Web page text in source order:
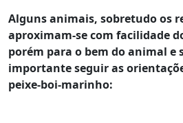
Alguns animais, sobretudo os
aproximam-se com facilidade
porém para o bem do animal e
importante seguir as
peixe-boi-marinho: